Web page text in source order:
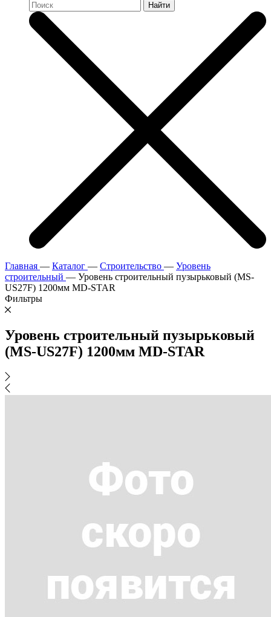
Найти
Главная — Каталог — Строительство — Уровень
строительный — Уровень строительный пузырьковый (MS-
US27F) 1200мм MD-STAR
Фильтры
Уровень строительный пузырьковый
(MS-US27F) 1200мм MD-STAR